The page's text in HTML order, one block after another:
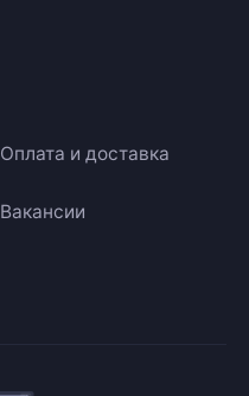
Оплата и доставка
Вакансии